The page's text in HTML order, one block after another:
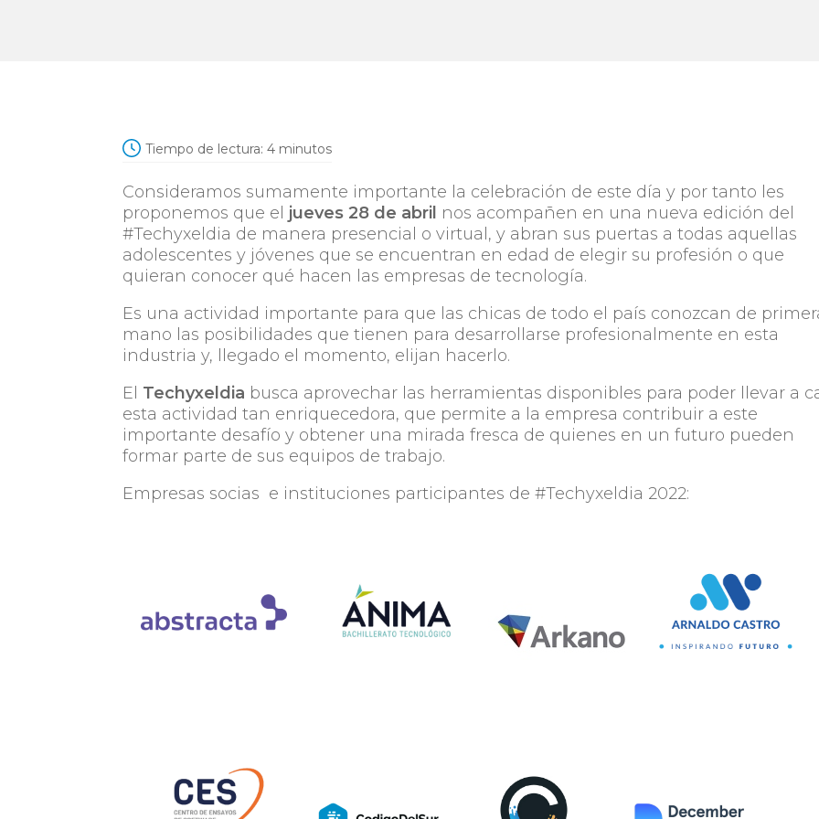
Tiempo de lectura: 4 minutos
Consideramos sumamente importante la celebración de este día y por tanto les
proponemos que el jueves 28 de abril nos acompañen en una nueva edición del
#Techyxeldia de manera presencial o virtual , y abran sus puertas a todas aquellas
adolescentes y jóvenes que se encuentran en edad de elegir su profesión o que
quieran conocer qué hacen las empresas de tecnología.
Es una actividad importante para que las chicas de todo el país conozcan de
mano las posibilidades que tienen para desarrollarse profesionalmente en esta
industria y, llegado el momento, elijan hacerlo.
El Techyxeldia busca aprovechar las herramientas disponibles para poder llevar a
esta actividad tan enriquecedora, que permite a la empresa contribuir a este
importante desafío y obtener una mirada fresca de quienes en un futuro pueden
formar parte de sus equipos de trabajo.
Empresas socias e instituciones participantes de #Techyxeldia 2022: